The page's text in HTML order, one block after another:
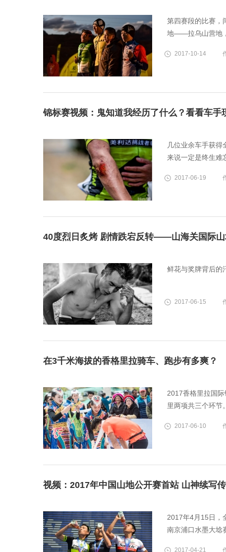
第四赛段的比赛，
地——拉乌山营地
2017-10-14
锦标赛视频：鬼知道我经历了什么？看看车手
几位业余车手获
来说一定是终生难
2017-06-19
40度烈日炙烤 剧情跌宕反转——山海关国际
鲜花与奖牌背后的
2017-06-15
在3千米海拔的香格里拉骑车、跑步有多爽？
2017香格里拉国
里两项共三个环节
2017-06-10
视频：2017年中国山地公开赛首站 山神续写
2017年4月15日，
南京浦口水墨大埝
2017-04-21